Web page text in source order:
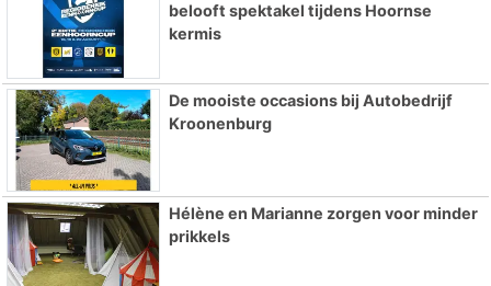
belooft spektakel tijdens Hoornse
kermis
De mooiste occasions bij Autobedrijf
Kroonenburg
Hélène en Marianne zorgen voor minder
prikkels